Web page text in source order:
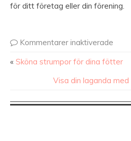
för ditt företag eller din förening.
Kommentarer inaktiverade
« Sköna strumpor för dina fötter
Visa din laganda